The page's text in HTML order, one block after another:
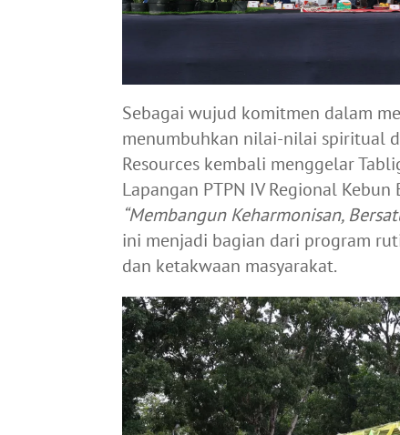
Sebagai wujud komitmen dalam
menumbuhkan nilai-nilai spiritual
Resources kembali menggelar
Lapangan PTPN IV Regional
“Membangun Keharmonisan,
ini menjadi bagian dari program
dan ketakwaan masyarakat.